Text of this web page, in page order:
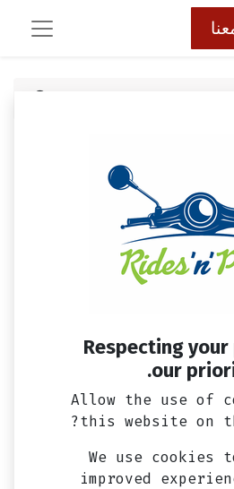
Respecting
our
Allow the use of
this website on
We use cookies
improved